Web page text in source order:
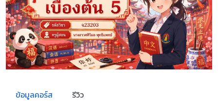
ข้อมูลคอร์ส รีวิว